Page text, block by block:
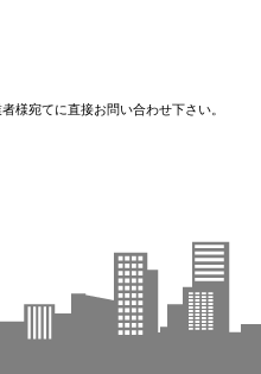
様宛てに直接お問い合わせ下さい。